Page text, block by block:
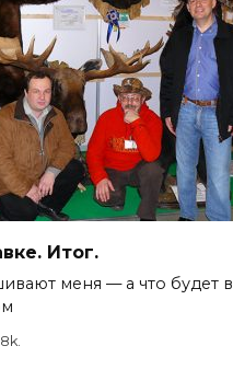
Итог.
меня — а что будет в